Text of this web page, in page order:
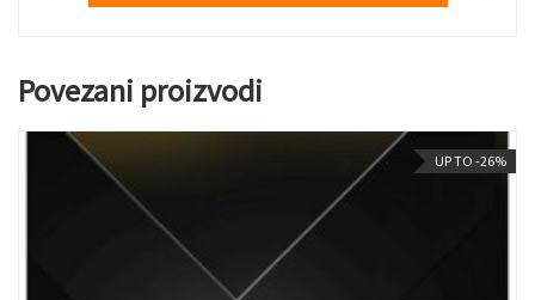
Povezani proizvodi
UP TO -26%